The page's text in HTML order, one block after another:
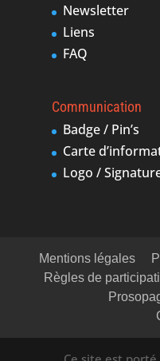
Newsletter
Liens
FAQ
Communication
Badge / Pin’s
Carte
Logo /
Mentions légales
Règles de